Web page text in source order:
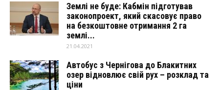
Землі не буде: Кабмін підготував
законопроект, який скасовує право
на безкоштовне отримання 2 га
землі...
21.04.2021
Автобус з Чернігова до Блакитних
озер відновлює свій рух – розклад та
ціни